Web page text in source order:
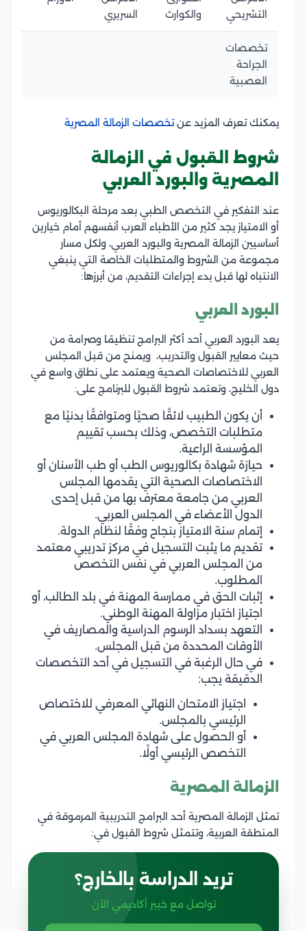
التشريحي
والكوارث
السريري
تخصصات
الجراحة
العصبية
يمكنك تعرف المزيد عنتخصصات الزمالة المصرية
شروط القبول في الزمالة
المصرية والبورد العربي
عند التفكير في التخصص الطبي بعد مرحلة البكالوريوس
أو الامتياز يجد كثير من الأطباء العرب أنفسهم أمام خيارين
أساسيين الزمالة المصرية والبورد العربي، ولكل مسار
مجموعة من الشروط والمتطلبات الخاصة التي ينبغي
الانتباه لها قبل بدء إجراءات التقديم، من أبرزها:
البورد العربي
يعد البورد العربي أحد أكثر البرامج تنظيمًا وصرامة من
حيث معايير القبول والتدريب، ويمنح من قبل المجلس
العربي للاختصاصات الصحية ويعتمد على نطاق واسع في
دول الخليج، وتعتمد شروط القبول للبرنامج على:
أن يكون الطبيب لائقًا صحيًا ومتوافقًا بدنيًا مع
متطلبات التخصص، وذلك بحسب تقييم
المؤسسة الراعية.
حيازة شهادة بكالوريوس الطب أو طب الأسنان أو
الاختصاصات الصحية التي يقدمها المجلس
العربي من جامعة معترف بها من قبل إحدى
الدول الأعضاء في المجلس العربي.
إتمام سنة الامتياز بنجاح وفقًا لنظام الدولة.
تقديم ما يثبت التسجيل في مركز تدريبي معتمد
من المجلس العربي في نفس التخصص
المطلوب.
إثبات الحق في ممارسة المهنة في بلد الطالب، أو
اجتياز اختبار مزاولة المهنة الوطني.
التعهد بسداد الرسوم الدراسية والمصاريف في
الأوقات المحددة من قبل المجلس.
في حال الرغبة في التسجيل في أحد التخصصات
الدقيقة يجب:
اجتياز الامتحان النهائي المعرفي للاختصاص
الرئيسي بالمجلس.
أو الحصول على شهادة المجلس العربي في
التخصص الرئيسي أولًا.
الزمالة المصرية
تمثل الزمالة المصرية أحد البرامج التدريبية المرموقة في
المنطقة العربية، وتتمثل شروط القبول في:
تريد الدراسة بالخارج؟
تواصل مع خبير أكاديمي الآن